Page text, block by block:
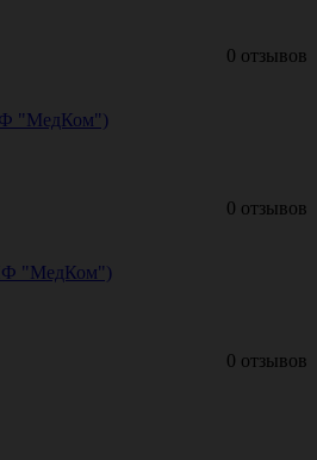
0 отзывов
"МедКом")
0 отзывов
"МедКом")
0 отзывов